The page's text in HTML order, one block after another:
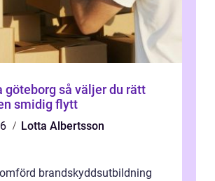
så väljer du rätt
smidig flytt
Lotta Albertsson
brandskyddsutbildning